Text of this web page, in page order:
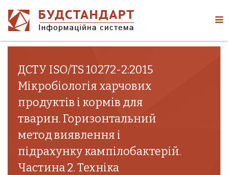
ДСТУ ISO/TS 10272-2:2015
Мікробіологія харчових
продуктів і кормів для
тварин. Горизонтальний
метод виявлення і
підрахунку кампілобактерій.
Частина 2. Техніка